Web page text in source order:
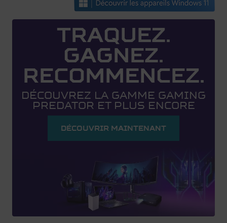
TRAQUEZ.
GAGNEZ.
RECOMMENCEZ.
DÉCOUVREZ LA GAMME GAMING
PREDATOR ET PLUS ENCORE
DÉCOUVRIR MAINTENANT